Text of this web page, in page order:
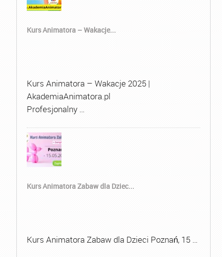
Kurs Animatora – Wakacje...
Kurs Animatora – Wakacje 2025 |
AkademiaAnimatora.pl
Profesjonalny …
Kurs Animatora Zabaw dla Dziec...
Kurs Animatora Zabaw dla Dzieci Poznań, 15 …